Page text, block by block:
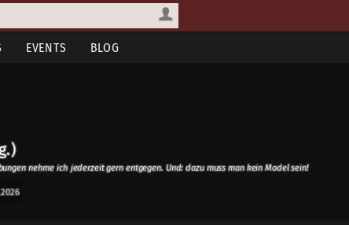
EVENTS BLOG
nehme ich jederzeit gern entgegen. Und: dazu muss man kein Model sein!